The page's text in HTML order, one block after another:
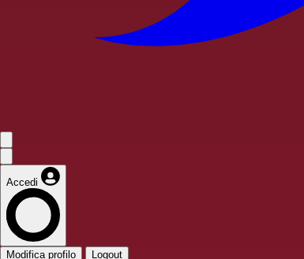
Accedi
Modifica profilo Logout